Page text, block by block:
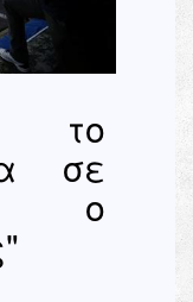
το
σε
ο